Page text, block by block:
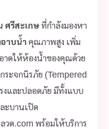
ศรีสะเกษที่กำลังมองหา
าบน้ำคุณภาพสูง เพิ่ม
าดให้ห้องน้ำของคุณด้วย
ระจกนิรภัย (Tempered
และปลอดภัย มีทั้งแบบ
ะบานเปิด
วด.com พร้อมให้บริการ